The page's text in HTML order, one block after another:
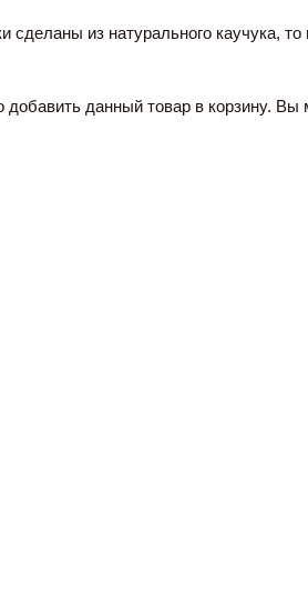
из натурального каучука, то
данный товар в корзину. Вы